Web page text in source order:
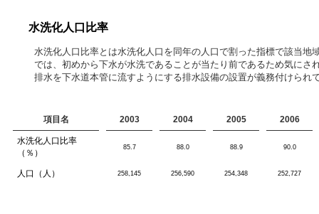
水洗化人口比率
水洗化人口比率とは水洗化人口を同年の人口で割った指標で該当
では、初めから下水が水洗であることが当たり前であるため気に
排水を下水道本管に流すようにする排水設備の設置が義務付けら
項目名 2003 2004 2005 2006
水洗化人口比率
（％）
85.7 88.0 88.9 90.0
人口（人） 258,145 256,590 254,348 252,727